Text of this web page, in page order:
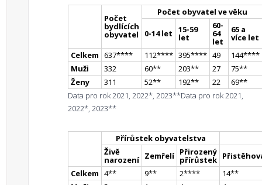
Počet
bydlících
obyvatel
Počet obyvatel ve věku
0-14 let 15-59
let
60-
64
let
65 a
více let
Celkem 637**** 112**** 395**** 49 144****
Muži
332 60** 203** 27 75**
Ženy
311 52** 192** 22 69**
Data pro rok 2021, 2022*, 2023**Data pro rok 2021,
2022*, 2023**
Přírůstek obyvatelstva
Živě
narození Zemřelí Přirozený
přírůstek
Celkem 4** 9** 2**** 14**